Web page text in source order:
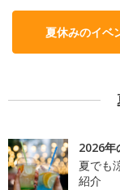
夏休みのイベ
2026年
夏でも
紹介